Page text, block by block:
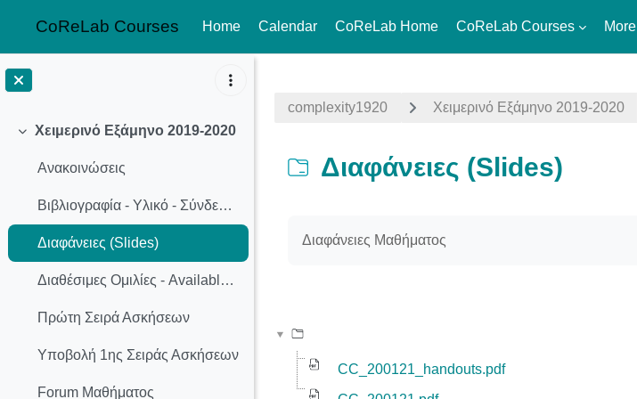
CoReLab Courses Home Calendar CoReLab Home CoReLab Courses More
Collapse
Χειμερινό Εξάμηνο 2019-2020
Ανακοινώσεις
Βιβλιογραφία - Υλικό - Σύνδεσμοι
Διαφάνειες (Slides)
Διαθέσιμες Ομιλίες - Available Presentation Topics
Πρώτη Σειρά Ασκήσεων
Υποβολή 1ης Σειράς Ασκήσεων
Forum Μαθήματος
complexity1920 Χειμερινό Εξάμηνο 2019-2020
Διαφάνειες (Slides)
Διαφάνειες Μαθήματος
CC_200121_handouts.pdf